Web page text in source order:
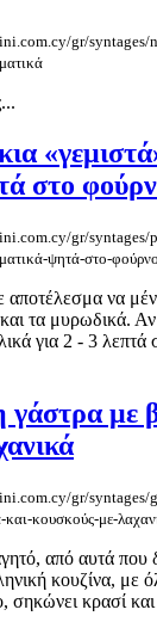
gr/syntages/
στο
gr/syntages/
ψητά-στο-
αποτέλεσμα να
τα μυρωδικά.
για 2 - 3 λεπτά
γάστρα με
gr/syntages/
κουσκούς-με-
από αυτά που
κουζίνα, με
σηκώνει κρασί